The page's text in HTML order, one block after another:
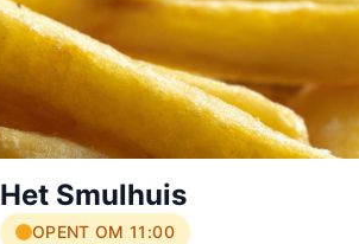
Het Smulhuis
OPENT OM 11:00